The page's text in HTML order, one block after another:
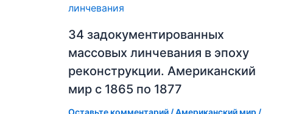
34 задокументированных
массовых линчевания в эпоху
реконструкции. Американский
мир с 1865 по 1877
Оставьте комментарий / Американский мир /